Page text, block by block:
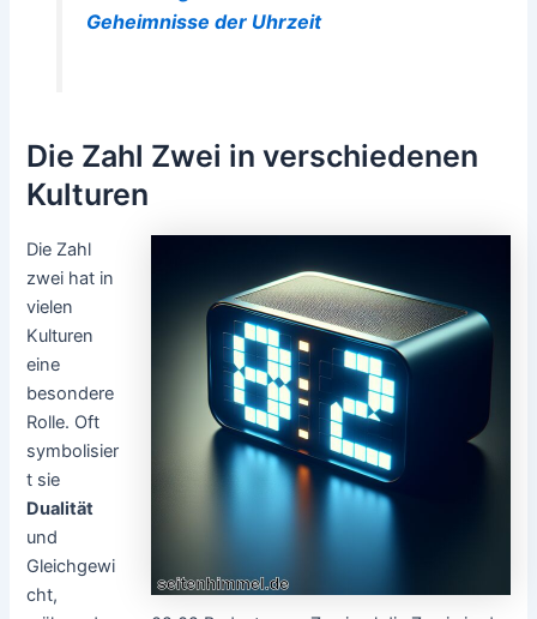
Geheimnisse der Uhrzeit
Die Zahl Zwei in verschiedenen
Kulturen
Die Zahl
zwei hat in
vielen
Kulturen
eine
besondere
Rolle. Oft
symbolisier
t sie
Dualität
und
Gleichgewi
cht,